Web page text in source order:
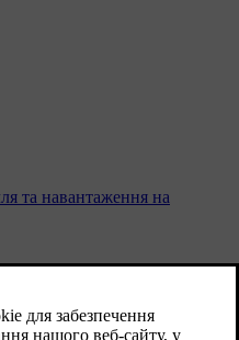
та навантаження на